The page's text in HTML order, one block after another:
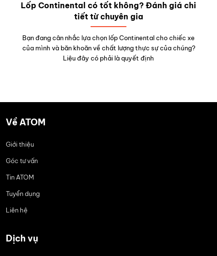
Lốp Continental có tốt không? Đánh giá chi
tiết từ chuyên gia
Bạn đang cân nhắc lựa chọn lốp Continental cho chiếc xe
của mình và băn khoăn về chất lượng thực sự của chúng?
Liệu đây có phải là quyết định
Về ATOM
Giới thiệu
Góc tư vấn
Tin ATOM
Tuyển dụng
Liên hệ
Dịch vụ